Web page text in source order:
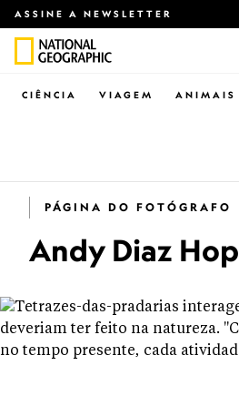
ASSINE A NEWSLETTER
CIÊNCIA VIAGEM ANIMAIS
PÁGINA DO FOTÓGRAFO
Andy Diaz